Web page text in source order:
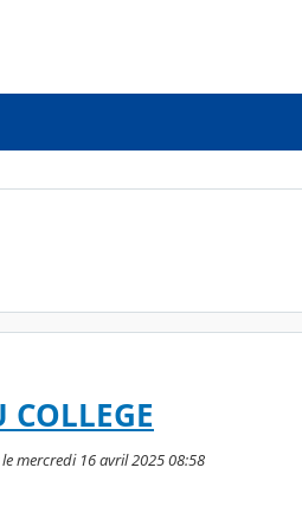
COLLEGE
mercredi 16 avril 2025 08:58